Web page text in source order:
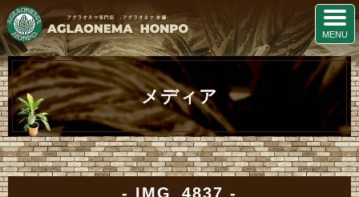
メディア
IMG_4837